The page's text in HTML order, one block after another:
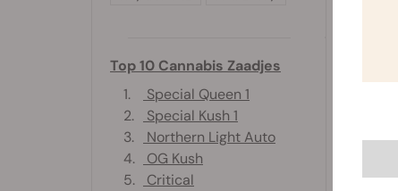
Top 10 Cannabis Zaadjes
1.
Special Queen 1
2.
Special Kush 1
3.
Northern Light Auto
4.
OG Kush
5.
Critical